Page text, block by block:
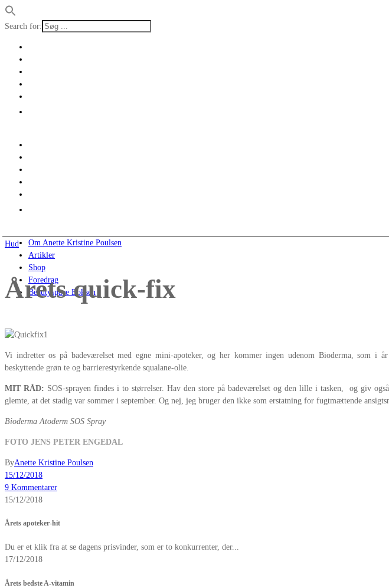
Search for:
Om Anette Kristine Poulsen
Artikler
Shop
Foredrag
Beautyspace Boksen
Hud
Årets quick-fix
Vi indretter os på badeværelset med egne mini-apoteker, og her kommer ingen udenom Bioderma, som
beskyttende grøn te og barrierestyrkende squalane-olie.
MIT RÅD: SOS-sprayen findes i to størrelser. Hav den store på badeværelset og den lille i tasken, og giv
glemte, at det stadig var sommer i september. Og nej, jeg bruger den ikke som erstatning for fugtmættende
Bioderma Atoderm SOS Spray
FOTO JENS PETER ENGEDAL
ByAnette Kristine Poulsen
15/12/2018
9 Kommentarer
15/12/2018
Årets apoteker-hit
Du er et klik fra at se dagens prisvinder, som er to konkurrenter, der...
17/12/2018
Årets bedste A-vitamin